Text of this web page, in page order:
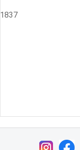
1837